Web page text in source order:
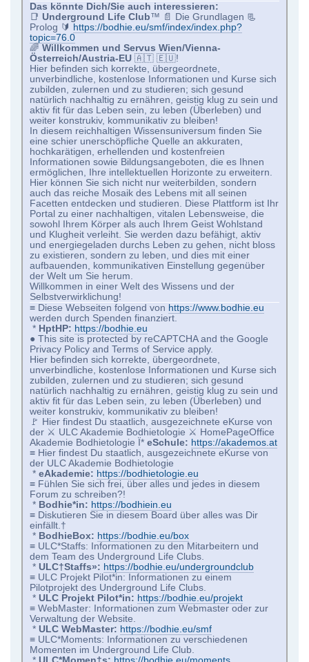
Das könnte Dich/Sie auch interessieren:
📑 Underground Life Club™ 📄 Die Grundlagen 📃
Prolog 🔰 https://bodhie.eu/smf/index/index.php?
topic=76.0
🌈 Willkommen und Servus Wien/Vienna-
Österreich/Austria-EU 🇦🇹 🇪🇺!
Hier befinden sich korrekte, übergeordnete,
unverbindliche, kostenlose Informationen und Kurse sich
zubilden, zulernen und zu studieren; sich gesund
natürlich nachhaltig zu ernähren, geistig klug zu sein und
aktiv fit für das Leben sein, zu leben (Überleben) und
weiter konstrukiv, kommunikativ zu bleiben!
In diesem reichhaltigen Wissensuniversum finden Sie
eine schier unerschöpfliche Quelle an akkuraten,
hochkarätigen, erhellenden und kostenfreien
Informationen sowie Bildungsangeboten, die es Ihnen
ermöglichen, Ihre intellektuellen Horizonte zu erweitern.
Hier können Sie sich nicht nur weiterbilden, sondern
auch das reiche Mosaik des Lebens mit all seinen
Facetten entdecken und studieren. Diese Plattform ist Ihr
Portal zu einer nachhaltigen, vitalen Lebensweise, die
sowohl Ihrem Körper als auch Ihrem Geist Wohlstand
und Klugheit verleiht. Sie werden dazu befähigt, aktiv
und energiegeladen durchs Leben zu gehen, nicht bloss
zu existieren, sondern zu leben, und dies mit einer
aufbauenden, kommunikativen Einstellung gegenüber
der Welt um Sie herum.
Willkommen in einer Welt des Wissens und der
Selbstverwirklichung!
≡ Diese Webseiten folgend von https://www.bodhie.eu
werden durch Spenden finanziert.
* HptHP: https://bodhie.eu
● This site is protected by reCAPTCHA and the Google
Privacy Policy and Terms of Service apply.
Hier befinden sich korrekte, übergeordnete,
unverbindliche, kostenlose Informationen und Kurse sich
zubilden, zulernen und zu studieren; sich gesund
natürlich nachhaltig zu ernähren, geistig klug zu sein und
aktiv fit für das Leben sein, zu leben (Überleben) und
weiter konstrukiv, kommunikativ zu bleiben!
🚩 Hier findest Du staatlich, ausgezeichnete eKurse von
der ⚔ ULC Akademie Bodhietologie ⚔ HomePageOffice
Akademie Bodhietologie Ï* eSchule: https://akademos.at
≡ Hier findest Du staatlich, ausgezeichnete eKurse von
der ULC Akademie Bodhietologie
* eAkademie: https://bodhietologie.eu
≡ Fühlen Sie sich frei, über alles und jedes in diesem
Forum zu schreiben?!
* Bodhie*in: https://bodhiein.eu
≡ Diskutieren Sie in diesem Board über alles was Dir
einfällt.†
* BodhieBox: https://bodhie.eu/box
≡ ULC*Staffs: Informationen zu den Mitarbeitern und
dem Team des Underground Life Clubs.
* ULC†Staffs»: https://bodhie.eu/undergroundclub
≡ ULC Projekt Pilot*in: Informationen zu einem
Pilotprojekt des Underground Life Clubs.
* ULC Projekt Pilot*in: https://bodhie.eu/projekt
≡ WebMaster: Informationen zum Webmaster oder zur
Verwaltung der Website.
* ULC WebMaster: https://bodhie.eu/smf
≡ ULC*Moments: Informationen zu verschiedenen
Momenten im Underground Life Club.